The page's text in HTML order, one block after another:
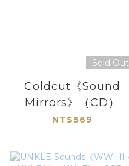
Sold Out
Coldcut《Sound
Mirrors》（CD）
NT$569